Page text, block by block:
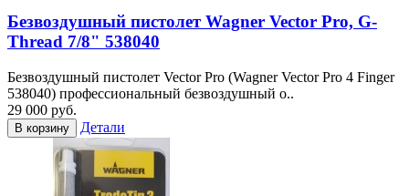
Безвоздушный пистолет Wagner Vector Pro, G-
Thread 7/8" 538040
Безвоздушный пистолет Vector Pro (Wagner Vector Pro 4 Finger
538040) профессиональный безвоздушный о..
29 000 руб.
В корзину Детали